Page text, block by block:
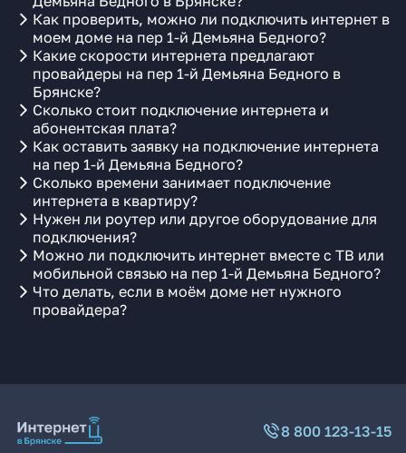
Как проверить, можно ли подключить интернет в
моем доме на пер 1-й Демьяна Бедного?
Какие скорости интернета предлагают
провайдеры на пер 1-й Демьяна Бедного в
Брянске?
Сколько стоит подключение интернета и
абонентская плата?
Как оставить заявку на подключение интернета
на пер 1-й Демьяна Бедного?
Сколько времени занимает подключение
интернета в квартиру?
Нужен ли роутер или другое оборудование для
подключения?
Можно ли подключить интернет вместе с ТВ или
мобильной связью на пер 1-й Демьяна Бедного?
Что делать, если в моём доме нет нужного
провайдера?
8 800 123-13-15